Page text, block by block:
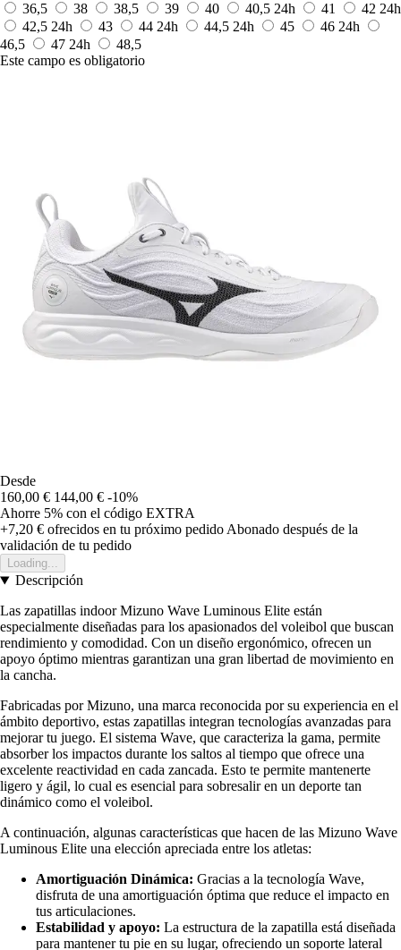
36,5
38 38,5 39 40 40,5 24h 41 42 24h
42,5 24h 43 44 24h 44,5 24h 45 46 24h
46,5
47 24h
48,5
Este campo es obligatorio
Desde
160,00 € 144,00 € -10%
Ahorre 5% con el código EXTRA
+7,20 € ofrecidos en tu próximo pedido Abonado después de la
validación de tu pedido
Loading...
Descripción
Las zapatillas indoor Mizuno Wave Luminous Elite están
especialmente diseñadas para los apasionados del voleibol que buscan
rendimiento y comodidad. Con un diseño ergonómico, ofrecen un
apoyo óptimo mientras garantizan una gran libertad de movimiento en
la cancha.
Fabricadas por Mizuno, una marca reconocida por su experiencia en el
ámbito deportivo, estas zapatillas integran tecnologías avanzadas para
mejorar tu juego. El sistema Wave, que caracteriza la gama, permite
absorber los impactos durante los saltos al tiempo que ofrece una
excelente reactividad en cada zancada. Esto te permite mantenerte
ligero y ágil, lo cual es esencial para sobresalir en un deporte tan
dinámico como el voleibol.
A continuación, algunas características que hacen de las Mizuno Wave
Luminous Elite una elección apreciada entre los atletas:
Amortiguación Dinámica: Gracias a la tecnología Wave,
disfruta de una amortiguación óptima que reduce el impacto en
tus articulaciones.
Estabilidad y apoyo: La estructura de la zapatilla está diseñada
para mantener tu pie en su lugar, ofreciendo un soporte lateral